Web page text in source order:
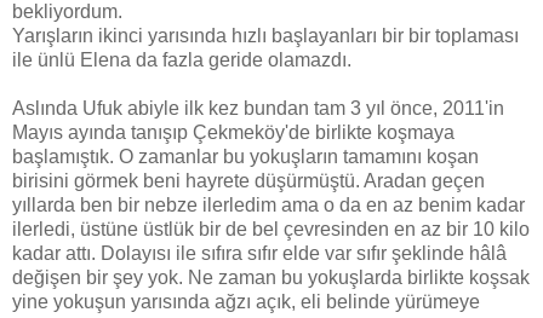
bekliyordum.
Yarışların ikinci yarısında hızlı başlayanları bir bir toplaması
ile ünlü Elena da fazla geride olamazdı.
Aslında Ufuk abiyle ilk kez bundan tam 3 yıl önce, 2011'in
Mayıs ayında tanışıp Çekmeköy'de birlikte koşmaya
başlamıştık. O zamanlar bu yokuşların tamamını koşan
birisini görmek beni hayrete düşürmüştü. Aradan geçen
yıllarda ben bir nebze ilerledim ama o da en az benim kadar
ilerledi, üstüne üstlük bir de bel çevresinden en az bir 10 kilo
kadar attı. Dolayısı ile sıfıra sıfır elde var sıfır şeklinde hâlâ
değişen bir şey yok. Ne zaman bu yokuşlarda birlikte koşsak
yine yokuşun yarısında ağzı açık, eli belinde yürümeye